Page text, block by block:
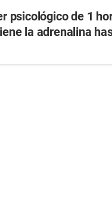
psicológico de 1
la adrenalina